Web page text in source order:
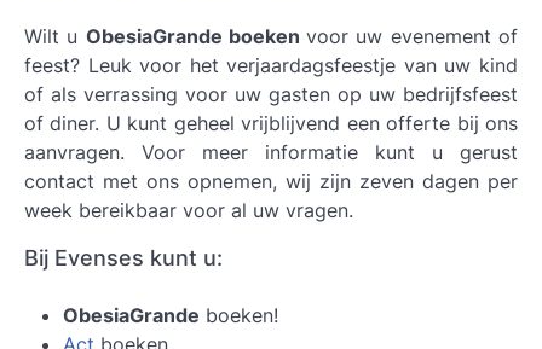
Wilt u ObesiaGrande boekenvoor uw evenement of
feest? Leuk voor het verjaardagsfeestje van uw kind
of als verrassing voor uw gasten op uw bedrijfsfeest
of diner. U kunt geheel vrijblijvend een offerte bij ons
aanvragen. Voor meer informatie kunt u gerust
contact met ons opnemen, wij zijn zeven dagen per
week bereikbaar voor al uw vragen.
Bij Evenses kunt u:
ObesiaGrande boeken!